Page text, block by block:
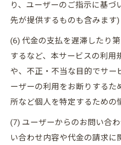
り、ユーザーのご指示に基づ
先が提供するものも含みます
(6) 代金の支払を遅滞したり
するなど、本サービスの利用
や、不正・不当な目的でサー
ーザーの利用をお断りするた
所など個人を特定するための
(7) ユーザーからのお問い合
い合わせ内容や代金の請求に